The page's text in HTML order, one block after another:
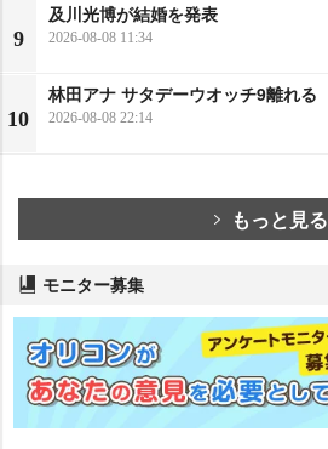
9
及川光博が結婚を発表
2026-08-08 11:34
10
林田アナ サタデーウオッチ9離れる
2026-08-08 22:14
もっと見る
モニター募集